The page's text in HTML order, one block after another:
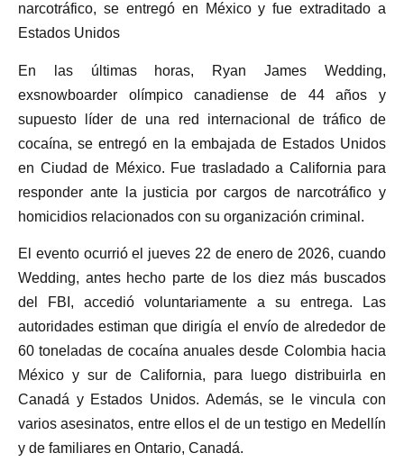
narcotráfico, se entregó en México y fue extraditado a
Estados Unidos
En las últimas horas, Ryan James Wedding,
exsnowboarder olímpico canadiense de 44 años y
supuesto líder de una red internacional de tráfico de
cocaína, se entregó en la embajada de Estados Unidos
en Ciudad de México. Fue trasladado a California para
responder ante la justicia por cargos de narcotráfico y
homicidios relacionados con su organización criminal.
El evento ocurrió el jueves 22 de enero de 2026, cuando
Wedding, antes hecho parte de los diez más buscados
del FBI, accedió voluntariamente a su entrega. Las
autoridades estiman que dirigía el envío de alrededor de
60 toneladas de cocaína anuales desde Colombia hacia
México y sur de California, para luego distribuirla en
Canadá y Estados Unidos. Además, se le vincula con
varios asesinatos, entre ellos el de un testigo en Medellín
y de familiares en Ontario, Canadá.